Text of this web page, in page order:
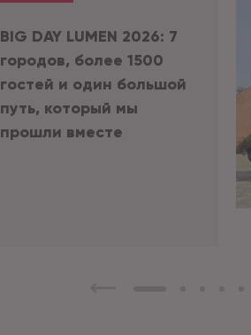
BIG DAY LUMEN 2026: 7
городов, более 1500
гостей и один большой
путь, который мы
прошли вместе